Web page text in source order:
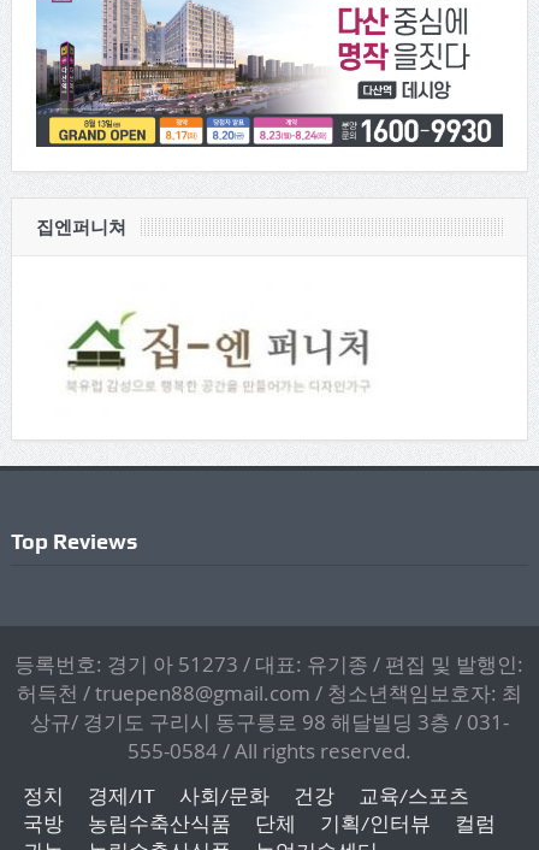
집엔퍼니쳐
Top Reviews
등록번호: 경기 아 51273 / 대표: 유기종 / 편집 및 발행인:
허득천 / truepen88@gmail.com / 청소년책임보호자: 최
상규/ 경기도 구리시 동구릉로 98 해달빌딩 3층 / 031-
555-0584 / All rights reserved.
정치 경제/IT 사회/문화 건강
교육/스포츠
국방
농림수축산식품 단체 기획/인터뷰
컬럼